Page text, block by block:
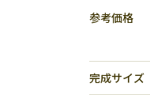
参考価格
完成サイズ